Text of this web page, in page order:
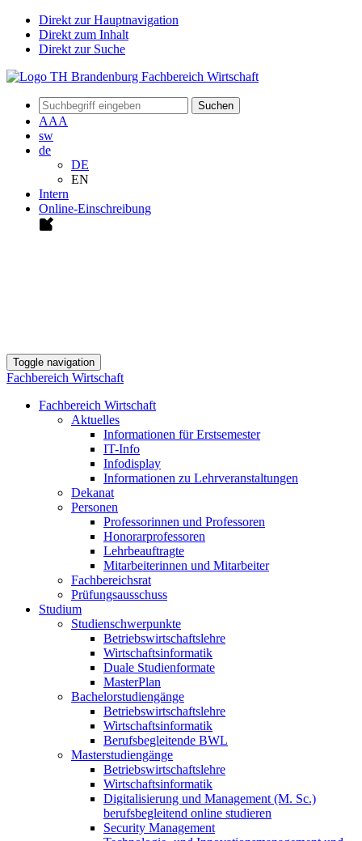
Direkt zur Hauptnavigation
Direkt zum Inhalt
Direkt zur Suche
Suchen
AAA
sw
de
DE
EN
Intern
Online-Einschreibung
Toggle navigation
Fachbereich Wirtschaft
Fachbereich Wirtschaft
Aktuelles
Informationen für Erstsemester
IT-Info
Infodisplay
Informationen zu Lehrveranstaltungen
Dekanat
Personen
Professorinnen und Professoren
Honorarprofessoren
Lehrbeauftragte
Mitarbeiterinnen und Mitarbeiter
Fachbereichsrat
Prüfungsausschuss
Studium
Studienschwerpunkte
Betriebswirtschaftslehre
Wirtschaftsinformatik
Duale Studienformate
MasterPlan
Bachelorstudiengänge
Betriebswirtschaftslehre
Wirtschaftsinformatik
Berufsbegleitende BWL
Masterstudiengänge
Betriebswirtschaftslehre
Wirtschaftsinformatik
Digitalisierung und Management (M. Sc.)
berufsbegleitend online studieren
Security Management